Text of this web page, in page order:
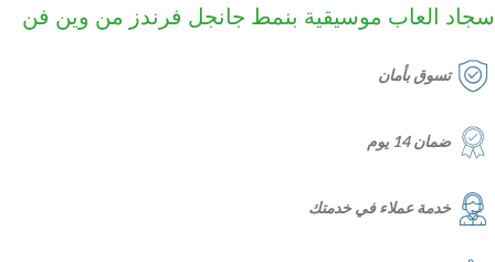
سجاد العاب موسيقية بنمط جانجل فرندز من وين فن
تسوق بأمان
ضمان 14 يوم
خدمة عملاء في خدمتك